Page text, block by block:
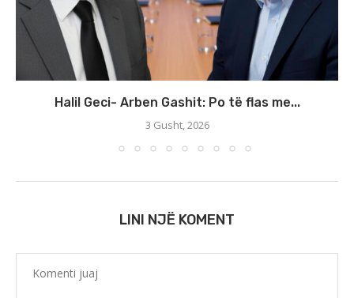
Halil Geci- Arben Gashit: Po të flas me...
3 Gusht, 2026
LINI NJË KOMENT